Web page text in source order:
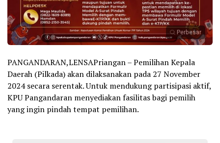
Perbesar
PANGANDARAN,LENSAPriangan – Pemilihan Kepala
Daerah (Pilkada) akan dilaksanakan pada 27 November
2024 secara serentak. Untuk mendukung partisipasi aktif,
KPU Pangandaran menyediakan fasilitas bagi pemilih
yang ingin pindah tempat pemilihan.